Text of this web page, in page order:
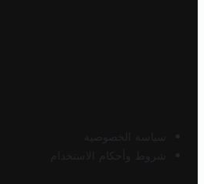
سياسة الخصوصية
شروط وأحكام الاستخدام